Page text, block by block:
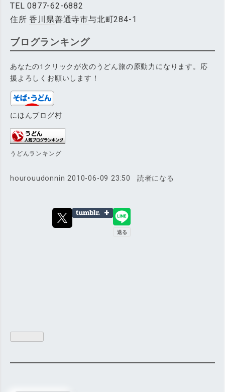
TEL 0877-62-6882
住所香川県善通寺市与北町284-1
ブログランキング
あなたの1クリックが次のうどん旅の原動力になります。応
援よろしくお願いします！
にほんブログ村
うどんランキング
hourouudonnin 2010-06-09 23:50 読者になる